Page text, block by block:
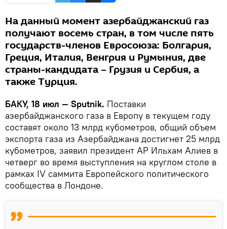
На данный момент азербайджанский газ
получают восемь стран, в том числе пять
государств-членов Евросоюза: Болгария,
Греция, Италия, Венгрия и Румыния, две
страны-кандидата – Грузия и Сербия, а
также Турция.
БАКУ, 18 июл — Sputnik. Поставки
азербайджанского газа в Европу в текущем году
составят около 13 млрд кубометров, общий объем
экспорта газа из Азербайджана достигнет 25 млрд
кубометров, заявил президент АР Ильхам Алиев в
четверг во время выступления на круглом столе в
рамках IV саммита Европейского политического
сообщества в Лондоне.